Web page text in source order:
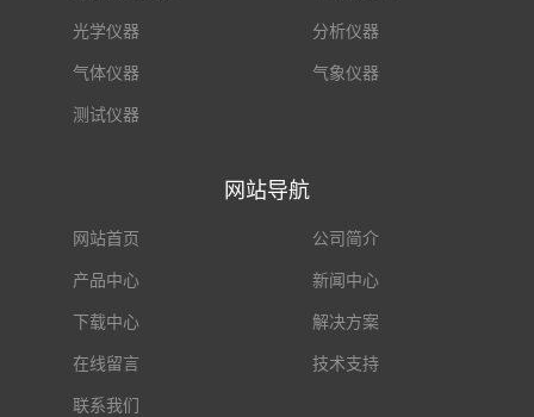
光学仪器 分析仪器
气体仪器 气象仪器
测试仪器
网站导航
网站首页 公司简介
产品中心 新闻中心
下载中心 解决方案
在线留言 技术支持
联系我们